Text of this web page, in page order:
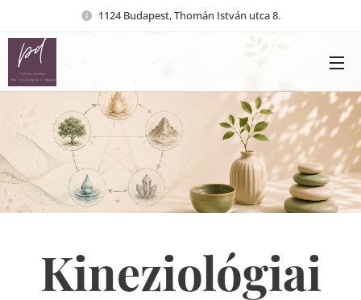
1124 Budapest, Thomán István utca 8.
Kineziológiai